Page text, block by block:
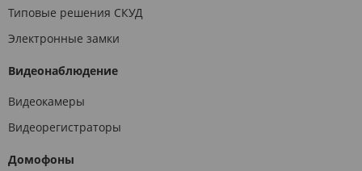
Типовые решения СКУД
Электронные замки
Видеонаблюдение
Видеокамеры
Видеорегистраторы
Домофоны